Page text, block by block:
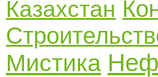
Казахстан
Мистика